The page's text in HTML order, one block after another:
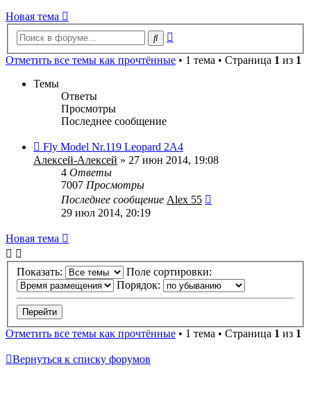
Новая
тема
Новая тема
Поиск
Отметить все темы как прочтённые • 1 тема • Страница 1 из 1
Темы
Ответы
Просмотры
Последнее сообщение
Fly Model Nr.119 Leopard 2A4
Алексей-Алексей » 27 июн 2014, 19:08
4 Ответы
7007 Просмотры
Последнее сообщение Alex 55
29 июл 2014, 20:19
Новая
тема
Новая тема
Показать:
Поле сортировки:
Порядок:
Отметить все темы как прочтённые • 1 тема • Страница 1 из 1
Вернуться к списку форумов